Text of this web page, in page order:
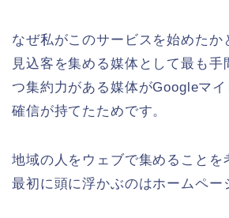
なぜ私がこのサービスを始めたか
見込客を集める媒体として最も手
つ集約力がある媒体がGoogleマ
確信が持てたためです。
地域の人をウェブで集めることを
最初に頭に浮かぶのはホームペー